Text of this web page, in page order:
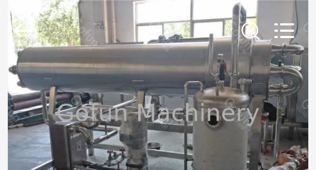
家
プ
ロ
2026
Shanghai
Gofun
Machinery
Ltd..
Rights
Reserved.